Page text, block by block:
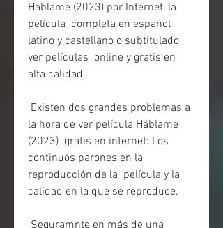
Háblame (2023) por Internet, la
película  completa en español
latino y castellano o subtitulado,
ver películas  online y gratis en
alta calidad.
la hora de ver película Háblame
(2023)  gratis en internet: Los
continuos parones en la
reproducción de la  película y la
calidad en la que se reproduce.